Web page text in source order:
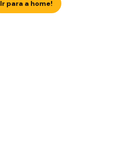
Ir para a home!